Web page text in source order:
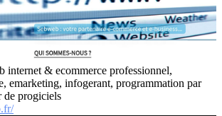
internet & ecommerce professionnel,
emarketing, infogerant, programmation par
de progiciels